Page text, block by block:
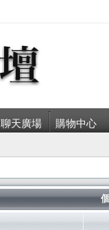
聊天廣場 購物中心